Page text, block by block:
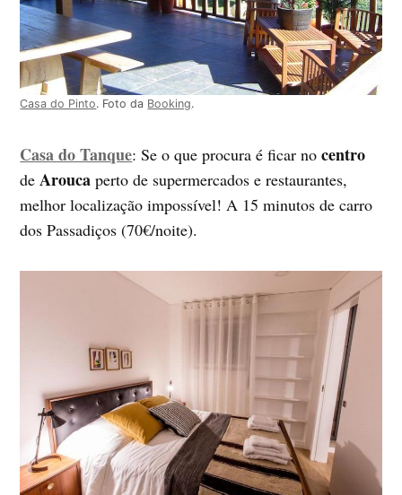
Casa do Pinto. Foto da Booking.
Casa do Tanque: Se o que procura é ficar nocentro
deArouca perto de supermercados e restaurantes,
melhor localização impossível! A 15 minutos de carro
dos Passadiços (70€/noite).